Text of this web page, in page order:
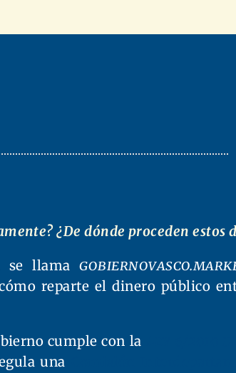
¿De dónde proceden estos
se llama
reparte el dinero público
cumple con la
una